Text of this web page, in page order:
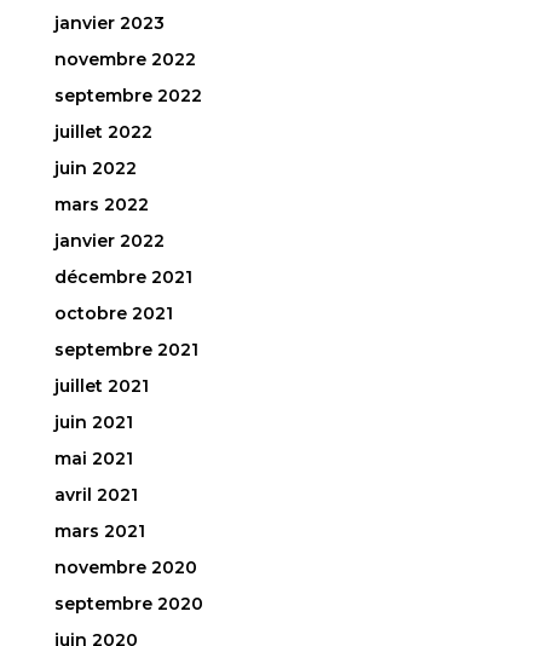
janvier 2023
novembre 2022
septembre 2022
juillet 2022
juin 2022
mars 2022
janvier 2022
décembre 2021
octobre 2021
septembre 2021
juillet 2021
juin 2021
mai 2021
avril 2021
mars 2021
novembre 2020
septembre 2020
juin 2020